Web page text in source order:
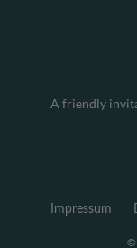
A friendly
Impressum
©